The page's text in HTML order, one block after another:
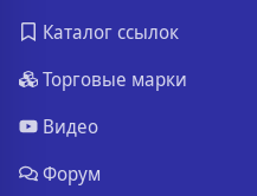
Каталог ссылок
Торговые марки
Видео
Форум